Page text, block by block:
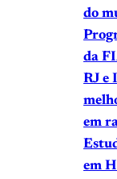
do
da
RJ e
em
em